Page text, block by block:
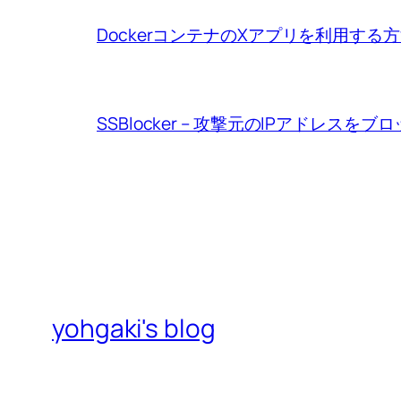
DockerコンテナのXアプリを利用する
SSBlocker – 攻撃元のIPアドレスをブロ
yohgaki's blog